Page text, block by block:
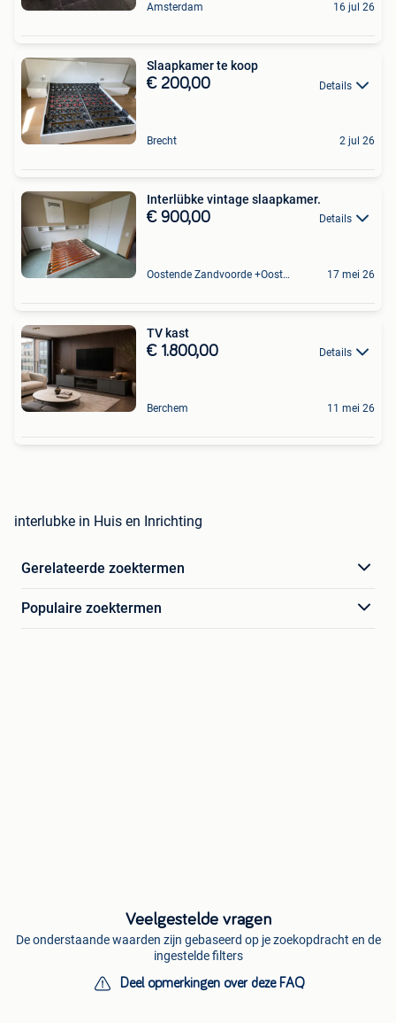
Amsterdam 16 jul 26
Slaapkamer te koop
€ 200,00 Details
Brecht 2 jul 26
Interlübke vintage slaapkamer.
€ 900,00 Details
Oostende Zandvoorde +Oostende 17 mei 26
TV kast
€ 1.800,00 Details
Berchem 11 mei 26
interlubke in Huis en Inrichting
Gerelateerde zoektermen
Populaire zoektermen
Veelgestelde vragen
De onderstaande waarden zijn gebaseerd op je zoekopdracht en de
ingestelde filters
Deel opmerkingen over deze FAQ